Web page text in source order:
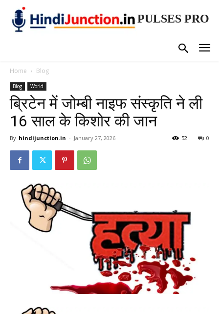
PULSES PRO
Home Blog
Blog World
ब्रिटेन में जोम्बी नाइफ संस्कृति ने ली
16 साल के किशोर की जान
By hindijunction.in - January 27, 2026 0
52